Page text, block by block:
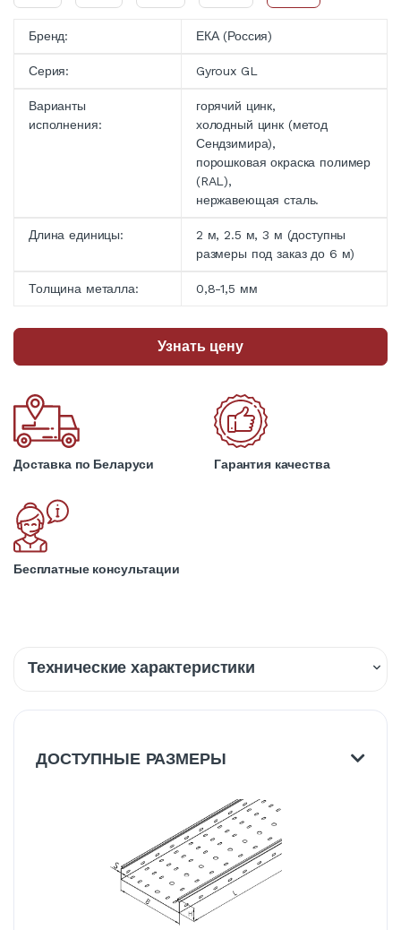
Бренд: ЕКА (Россия)
Серия: Gyroux GL
Варианты
исполнения:
горячий цинк,
холодный цинк (метод
Сендзимира),
порошковая окраска полимер
(RAL),
нержавеющая сталь.
Длина единицы:
2 м, 2.5 м, 3 м (доступны
размеры под заказ до 6 м)
Толщина металла: 0,8-1,5 мм
Узнать цену
Доставка по Беларуси Гарантия качества
Бесплатные консультации
Технические характеристики
Описание
ДОСТУПНЫЕ РАЗМЕРЫ